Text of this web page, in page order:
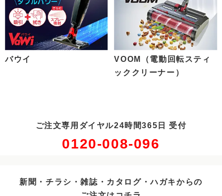
バウイ
VOOM（電動回転スティ
ッククリーナー）
ご注文専用ダイヤル24時間365日 受付
0120-008-096
新聞・チラシ・雑誌・カタログ・ハガキからの